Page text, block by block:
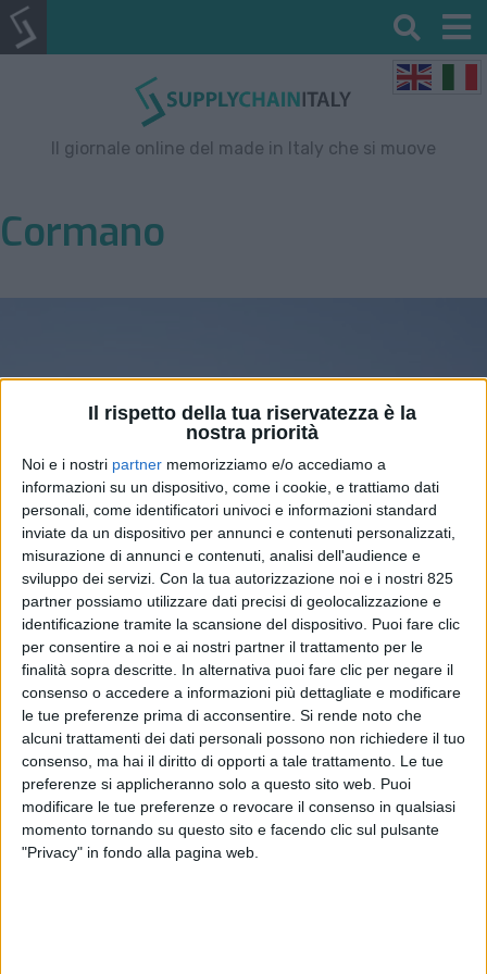
Il rispetto della tua riservatezza è la
nostra priorità
Noi e i nostri partner memorizziamo e/o accediamo a
informazioni su un dispositivo, come i cookie, e trattiamo dati
personali, come identificatori univoci e informazioni standard
inviate da un dispositivo per annunci e contenuti personalizzati,
misurazione di annunci e contenuti, analisi dell'audience e
sviluppo dei servizi. Con la tua autorizzazione noi e i nostri 825
partner possiamo utilizzare dati precisi di geolocalizzazione e
identificazione tramite la scansione del dispositivo. Puoi fare clic
per consentire a noi e ai nostri partner il trattamento per le
finalità sopra descritte. In alternativa puoi fare clic per negare il
consenso o accedere a informazioni più dettagliate e modificare
le tue preferenze prima di acconsentire. Si rende noto che
alcuni trattamenti dei dati personali possono non richiedere il tuo
consenso, ma hai il diritto di opporti a tale trattamento. Le tue
preferenze si applicheranno solo a questo sito web. Puoi
modificare le tue preferenze o revocare il consenso in qualsiasi
momento tornando su questo sito e facendo clic sul pulsante
"Privacy" in fondo alla pagina web.
Il giornale online del made in Italy che si muove
Cormano
Geodis rafforza il trasporto di
gas industriali con due nuove
cisterne criogeniche
TRASPORTI 27 LUGLIO 2026